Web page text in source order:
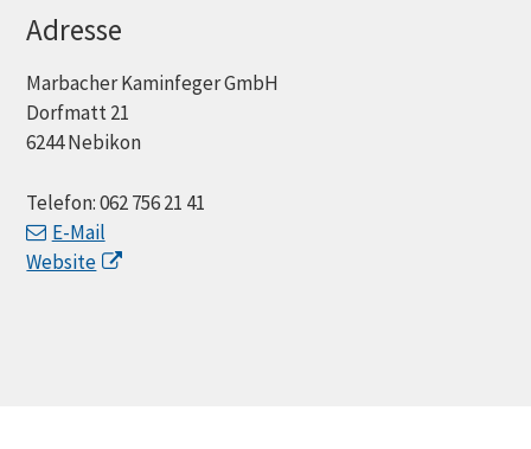
Adresse
Marbacher Kaminfeger GmbH
Dorfmatt 21
6244 Nebikon
Telefon:062 756 21 41
E-Mail
Website